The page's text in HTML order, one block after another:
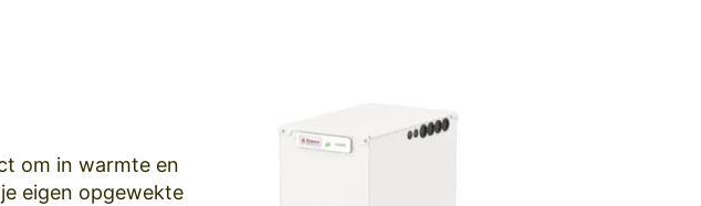
om in warmte en
eigen opgewekte